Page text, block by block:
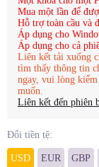
Mua một lần để
Hỗ trợ toàn cầu và
Áp dụng cho
Áp dụng cho cả
Liên kết tải xuống
tìm thấy thông tin
ngay, vui lòng
muốn.
Liên kết đến phiên
Đổi tiền tệ:
USD EUR GBP